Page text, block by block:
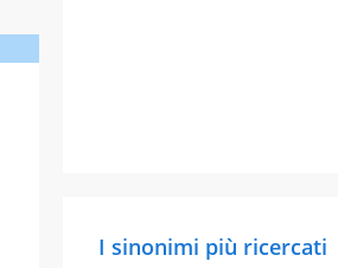
I sinonimi più ricercati